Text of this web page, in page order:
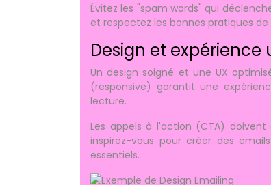
Évitez les "spam words" qui
et respectez les bonnes pratiques
Design et
Un design soigné et une UX
(responsive) garantit une
lecture.
Les appels à l'action (CTA) doivent
inspirez-vous pour créer des
essentiels.